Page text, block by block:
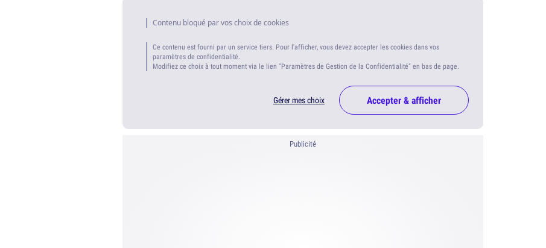
Contenu bloqué par vos choix de cookies
Ce contenu est fourni par un service tiers. Pour l'afficher, vous devez accepter les cookies dans vos
paramètres de confidentialité.
Modifiez ce choix à tout moment via le lien "Paramètres de Gestion de la Confidentialité" en bas de page.
Gérer mes choix Accepter & afficher
Publicité